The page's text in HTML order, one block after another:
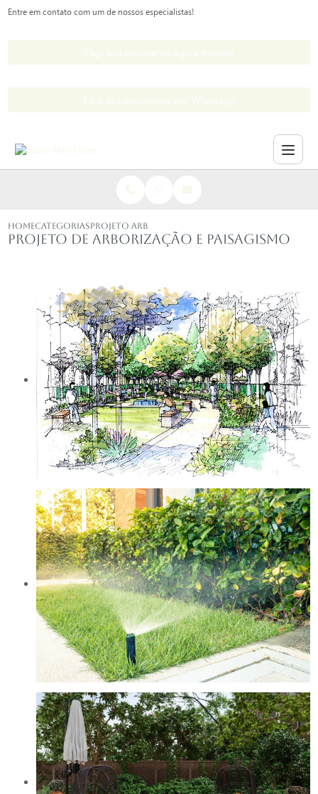
Entre em contato com um de nossos especialistas!
HOMECATEGORIASPROJETO ARBORIZACAO PAISAGISMO
Projeto de arborização e paisagismo